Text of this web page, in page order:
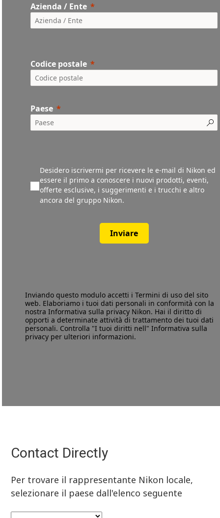
Azienda / Ente
Codice postale
Paese
Desidero iscrivermi per ricevere le e-mail di Nikon ed
essere il primo a conoscere i nuovi prodotti, eventi,
offerte esclusive, i suggerimenti e i trucchi e altro
ancora del gruppo Nikon.
Inviare
Inviando questo modulo accetti iTermini di uso del sito
web. Elaboriamo i tuoi dati personali in conformità con la
nostraInformativa sulla privacy Nikon. Hai il diritto di
opporti a determinate attività di trattamento dei tuoi dati
personali. Controlla "I tuoi diritti nell" Informativa sulla
privacy per ulteriori informazioni.
Contact Directly
Per trovare il rappresentante Nikon locale,
selezionare il paese dall'elenco seguente